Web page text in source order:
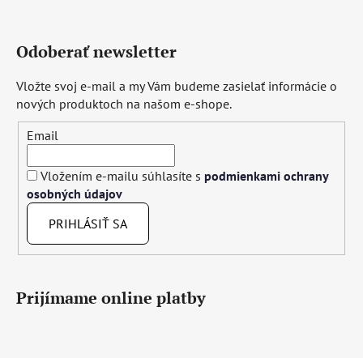
Odoberať newsletter
Vložte svoj e-mail a my Vám budeme zasielať informácie o
nových produktoch na našom e-shope.
Email
Vložením e-mailu súhlasíte s podmienkami ochrany
osobných údajov
PRIHLÁSIŤ SA
Prijímame online platby